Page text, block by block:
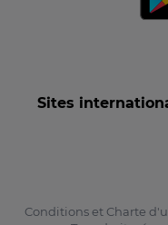
Sites
Conditions et Charte